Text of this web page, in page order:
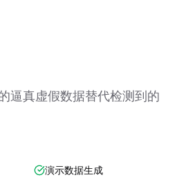
逼真虚假数据替代检测到的
演示数据生成